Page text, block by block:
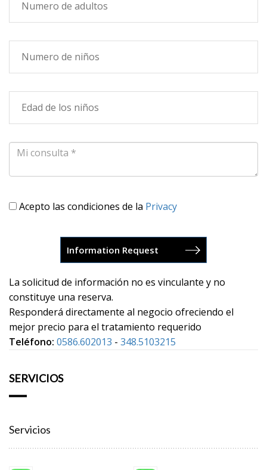
Acepto las condiciones de la Privacy
La solicitud de información no es vinculante y no
constituye una reserva.
Responderá directamente al negocio ofreciendo el
mejor precio para el tratamiento requerido
Teléfono: 0586.602013 - 348.5103215
SERVICIOS
Servicios